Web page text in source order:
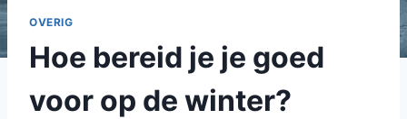
OVERIG
Hoe bereid je je goed
voor op de winter?